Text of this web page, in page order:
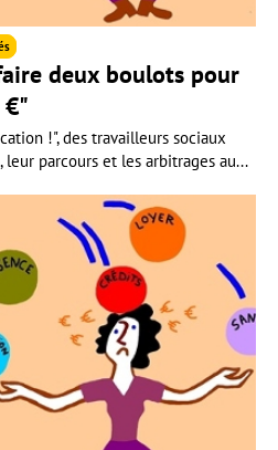
deux boulots pour
€"
!", des travailleurs sociaux
parcours et les arbitrages au...